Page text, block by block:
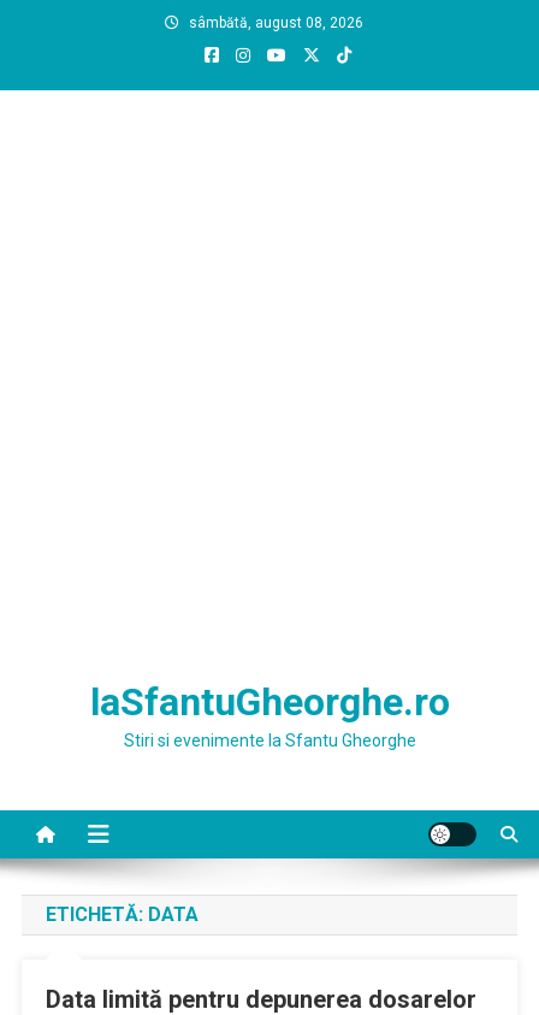
sâmbătă, august 08, 2026
laSfantuGheorghe.ro
Stiri si evenimente la Sfantu Gheorghe
ETICHETĂ: DATA
Data limită pentru depunerea dosarelor